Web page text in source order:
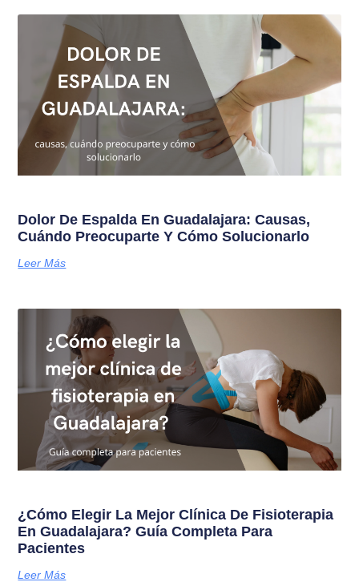
Dolor De Espalda En Guadalajara: Causas,
Cuándo Preocuparte Y Cómo Solucionarlo
Leer Más
¿Cómo Elegir La Mejor Clínica De Fisioterapia
En Guadalajara? Guía Completa Para
Pacientes
Leer Más